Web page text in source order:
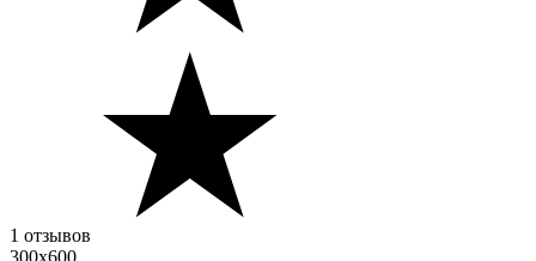
1 отзывов
300х600